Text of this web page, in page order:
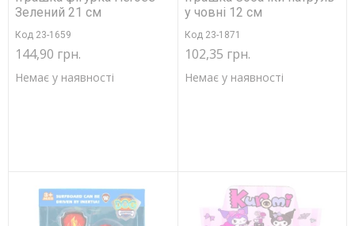
Зелений 21 см
Код 23-1659
144,90 грн.
Немає у наявності
у човні 12 см
Код 23-1871
102,35 грн.
Немає у наявності